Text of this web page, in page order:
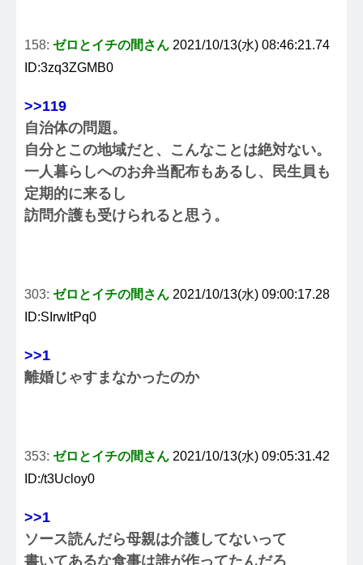
158: ゼロとイチの間さん 2021/10/13(水) 08:46:21.74
ID:3zq3ZGMB0
>>119
自治体の問題。
自分とこの地域だと、こんなことは絶対ない。
一人暮らしへのお弁当配布もあるし、民生員も
定期的に来るし
訪問介護も受けられると思う。
303: ゼロとイチの間さん 2021/10/13(水) 09:00:17.28
ID:SIrwItPq0
>>1
離婚じゃすまなかったのか
353: ゼロとイチの間さん 2021/10/13(水) 09:05:31.42
ID:/t3Ucloy0
>>1
ソース読んだら母親は介護してないって
書いてあるな食事は誰が作ってたんだろ